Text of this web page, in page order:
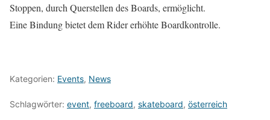
Stoppen, durch Querstellen des Boards, ermöglicht.
Eine Bindung bietet dem Rider erhöhte Boardkontrolle.
Kategorien: Events, News
Schlagwörter: event, freeboard, skateboard, österreich